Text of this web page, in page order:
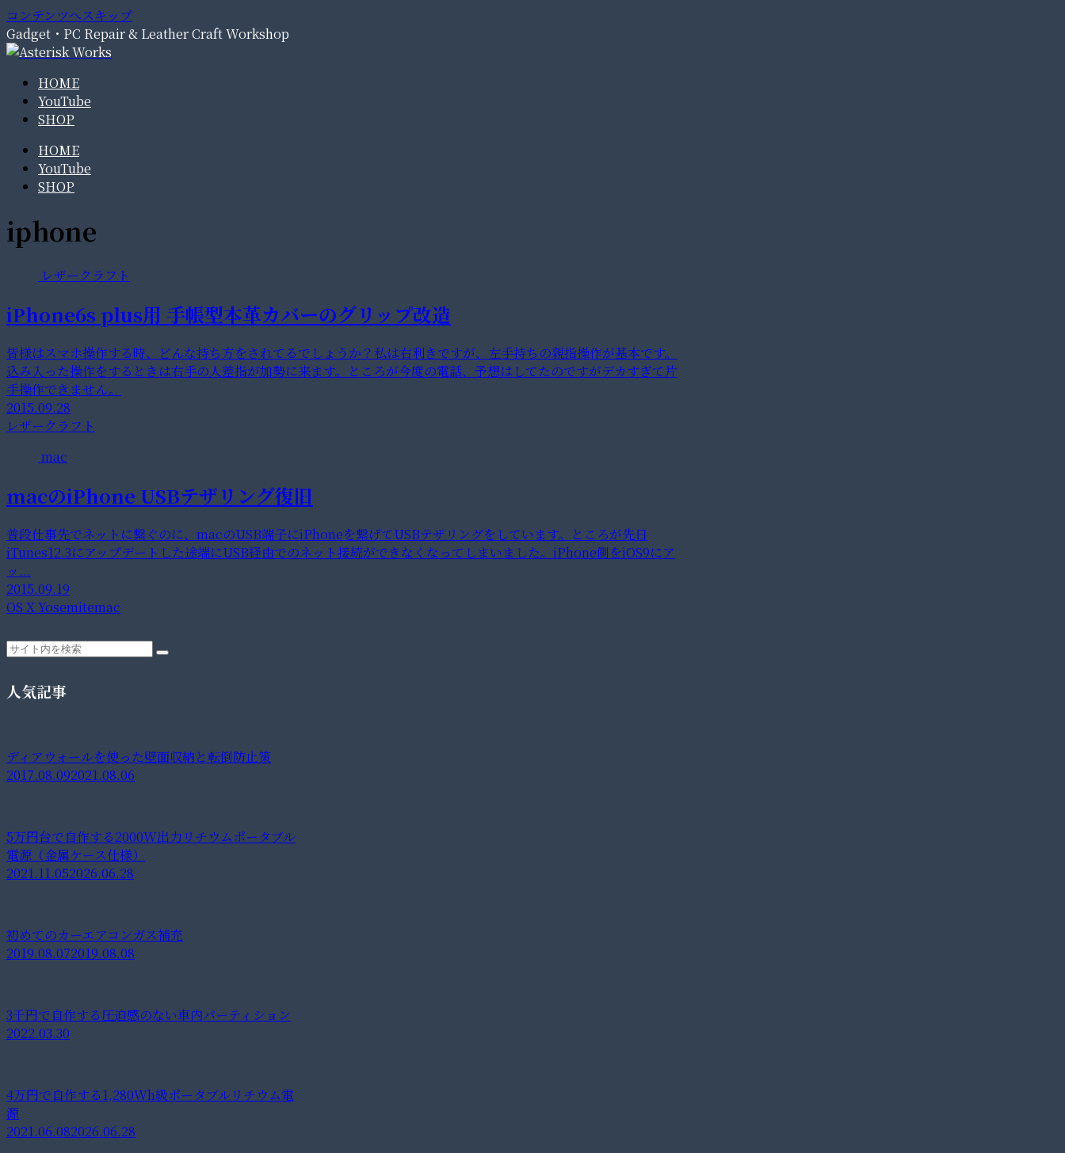
コンテンツへスキップ
Gadget・PC Repair & Leather Craft Workshop
HOME
YouTube
SHOP
HOME
YouTube
SHOP
iphone
レザークラフト
iPhone6s plus用 手帳型本革カバーのグリップ改造
皆様はスマホ操作する時、どんな持ち方をされてるでしょうか？私は右利きですが、左手持ちの親指操作が基本です。
込み入った操作をするときは右手の人差指が加勢に来ます。ところが今度の電話、予想はしてたのですがデカすぎて片
手操作できません。
2015.09.28
レザークラフト
mac
macのiPhone USBテザリング復旧
普段仕事先でネットに繋ぐのに、macのUSB端子にiPhoneを繋げてUSBテザリングをしています。ところが先日
iTunes12.3にアップデートした途端にUSB経由でのネット接続ができなくなってしまいました。iPhone側をiOS9にア
ッ...
2015.09.19
OS X Yosemitemac
人気記事
ディアウォールを使った壁面収納と転倒防止策
2017.08.092021.08.06
5万円台で自作する2000W出力リチウムポータブル
電源（金属ケース仕様）
2021.11.052026.06.28
初めてのカーエアコンガス補充
2019.08.072019.08.08
3千円で自作する圧迫感のない車内パーティション
2022.03.30
4万円で自作する1,280Wh級ポータブルリチウム電
源
2021.06.082026.06.28